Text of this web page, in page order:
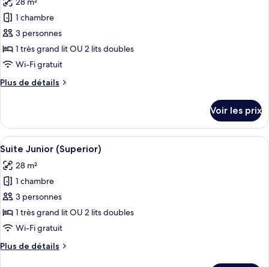
(Superior)
photos
pour
ce
type
de
chambre :
Suite
1 chambre
3 personnes
1 très grand lit OU 2 lits doubles
Wi-Fi gratuit
Plus de détails
Plus
le
type
de
Suite
Junior
Voir les prix
Afficher
toutes
les
photos
pour
ce
type
chambre :
Un lit à baldaquin, une télévision,
9
Suite Junior (Superior)
28 m²
1 chambre
3 personnes
1 très grand lit OU 2 lits doubles
Wi-Fi gratuit
Plus de détails
Plus